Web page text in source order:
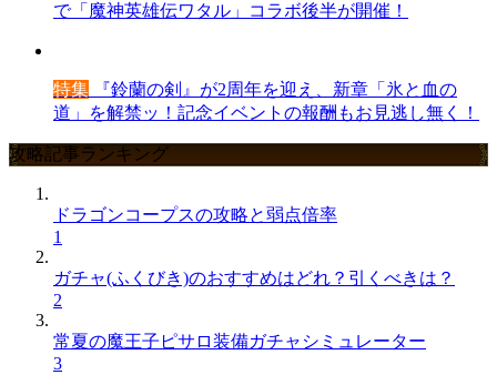
で「魔神英雄伝ワタル」コラボ後半が開催！
特集 『鈴蘭の剣』が2周年を迎え、新章「氷と血の
道」を解禁ッ！記念イベントの報酬もお見逃し無く！
攻略記事ランキング
ドラゴンコープスの攻略と弱点倍率
1
ガチャ(ふくびき)のおすすめはどれ？引くべきは？
2
常夏の魔王子ピサロ装備ガチャシミュレーター
3